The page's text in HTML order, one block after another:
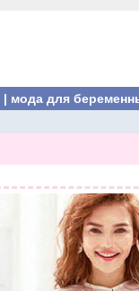
| мода для